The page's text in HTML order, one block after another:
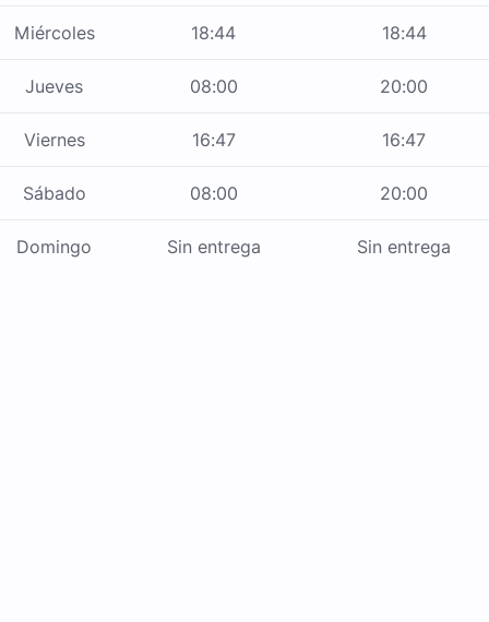
Miércoles 18:44 18:44
Jueves 08:00 20:00
Viernes 16:47 16:47
Sábado 08:00 20:00
Domingo Sin entrega Sin entrega